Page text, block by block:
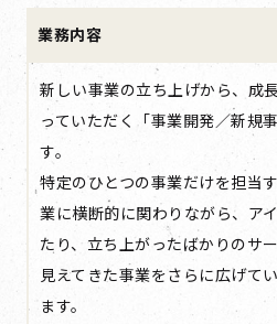
業務内容
新しい事業の立ち上げから、成
っていただく「事業開発／新規
す。
特定のひとつの事業だけを担当
業に横断的に関わりながら、ア
たり、立ち上がったばかりのサ
見えてきた事業をさらに広げて
ます。